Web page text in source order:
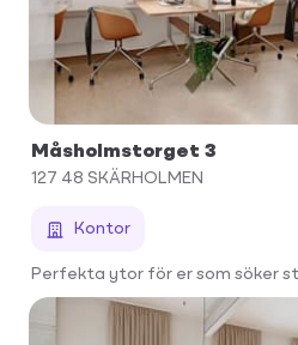
Måsholmstorget 3
127 48 SKÄRHOLMEN
Kontor
Perfekta ytor för er som söker